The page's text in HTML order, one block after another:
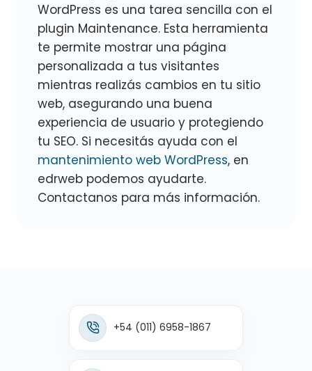
WordPress es una tarea sencilla con el
plugin Maintenance. Esta herramienta
te permite mostrar una página
personalizada a tus visitantes
mientras realizás cambios en tu sitio
web, asegurando una buena
experiencia de usuario y protegiendo
tu SEO. Si necesitás ayuda con el
mantenimiento web WordPress, en
edrweb podemos ayudarte.
Contactanos para más información.
+54 (011) 6958-1867